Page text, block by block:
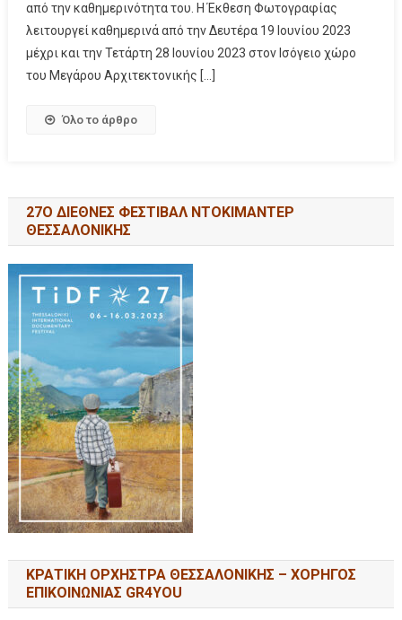
από την καθημερινότητα του. Η Έκθεση Φωτογραφίας
λειτουργεί καθημερινά από την Δευτέρα 19 Ιουνίου 2023
μέχρι και την Τετάρτη 28 Ιουνίου 2023 στον Ισόγειο χώρο
του Μεγάρου Αρχιτεκτονικής […]
Όλο το άρθρο
27Ο ΔΙΕΘΝΕΣ ΦΕΣΤΙΒΑΛ ΝΤΟΚΙΜΑΝΤΕΡ
ΘΕΣΣΑΛΟΝΙΚΗΣ
ΚΡΑΤΙΚΗ ΟΡΧΗΣΤΡΑ ΘΕΣΣΑΛΟΝΙΚΗΣ – ΧΟΡΗΓΟΣ
ΕΠΙΚΟΙΝΩΝΙΑΣ GR4YOU